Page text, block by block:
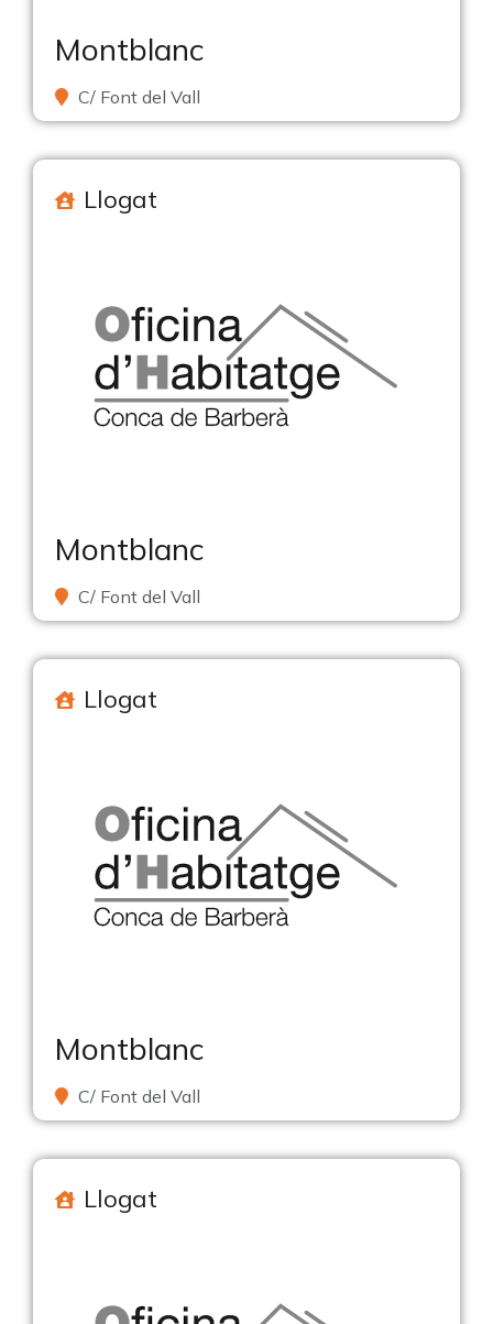
Montblanc
C/ Font del Vall
Llogat
Montblanc
C/ Font del Vall
Llogat
Montblanc
C/ Font del Vall
Llogat